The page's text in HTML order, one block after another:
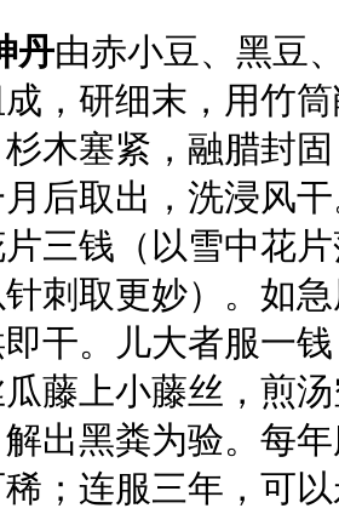
丹由赤小豆、黑豆
，研细末，用竹
木塞紧，融腊封
后取出，洗浸风
三钱（以雪中花
针刺取更妙）。如
干。儿大者服一
瓜藤上小藤丝，煎
出黑粪为验。每
；连服三年，可